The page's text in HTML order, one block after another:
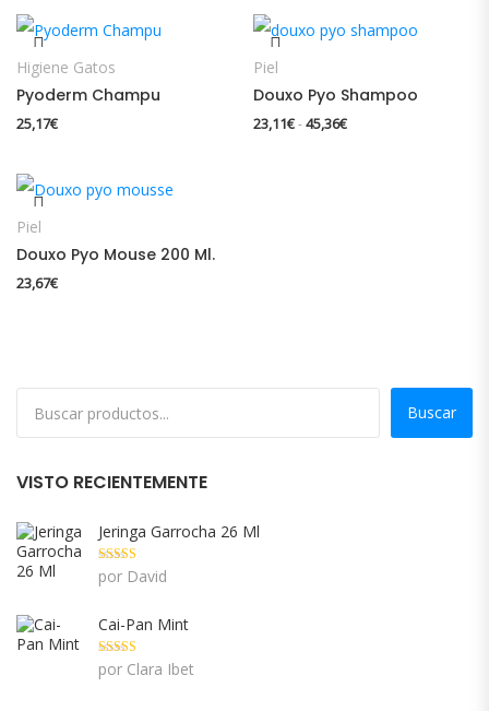
Higiene Gatos
Pyoderm Champu
25,17€
Piel
Douxo Pyo Shampoo
23,11€-45,36€Rango de precios:
Piel
Douxo Pyo Mouse 200 Ml.
23,67€
Buscar
VISTO RECIENTEMENTE
Jeringa Garrocha 26 Ml
Valorado con
5 de 5
por David
Cai-Pan Mint
Valorado con
5 de 5
por Clara Ibet